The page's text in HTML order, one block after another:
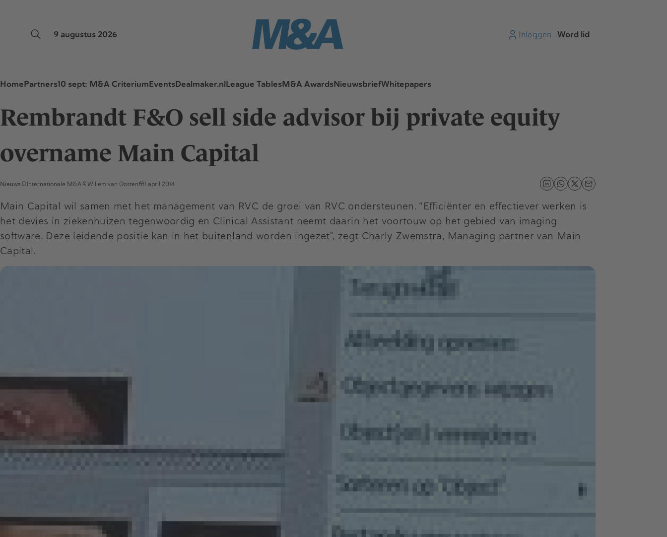
9 augustus 2026 Inloggen Word lid
HomePartners10 sept: M&A CriteriumEventsDealmaker.nlLeague TablesM&A AwardsNieuwsbriefWhitepapers
Rembrandt F&O sell side advisor bij private equity
overname Main Capital
Nieuws Internationale M&A Willem van Oosten 1 april 2014
Main Capital wil samen met het management van RVC de groei van RVC ondersteunen. “Efficiënter en effectiever werken is
het devies in ziekenhuizen tegenwoordig en Clinical Assistant neemt daarin het voortouw op het gebied van imaging
software. Deze leidende positie kan in het buitenland worden ingezet”, zegt Charly Zwemstra, Managing partner van Main
Capital.